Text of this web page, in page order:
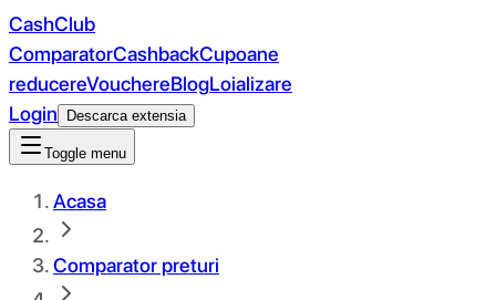
CashClub
ComparatorCashbackCupoane
reducereVouchereBlogLoializare
Login
Descarca extensia
Toggle menu
Acasa
Comparator preturi